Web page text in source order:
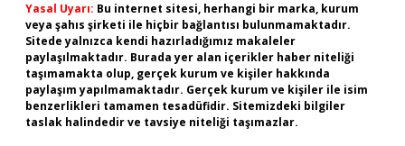
Yasal Uyarı: Bu internet sitesi, herhangi bir marka, kurum
veya şahıs şirketi ile hiçbir bağlantısı bulunmamaktadır.
Sitede yalnızca kendi hazırladığımız makaleler
paylaşılmaktadır. Burada yer alan içerikler haber niteliği
taşımamakta olup, gerçek kurum ve kişiler hakkında
paylaşım yapılmamaktadır. Gerçek kurum ve kişiler ile isim
benzerlikleri tamamen tesadüfidir. Sitemizdeki bilgiler
taslak halindedir ve tavsiye niteliği taşımazlar.